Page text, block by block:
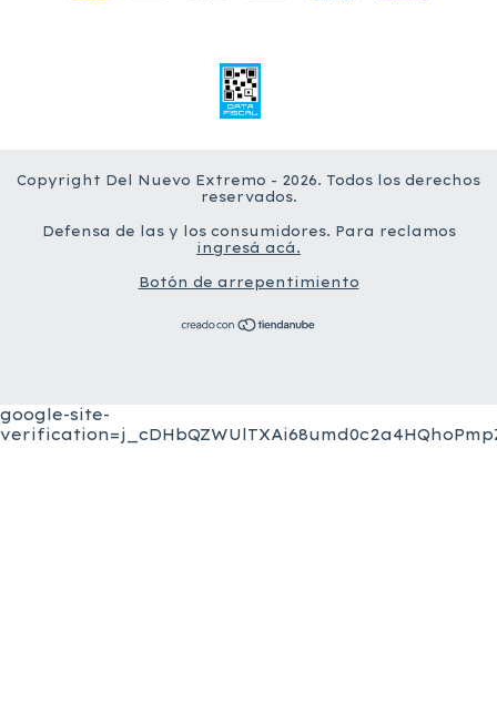
Copyright Del Nuevo Extremo - 2026. Todos los derechos
reservados.
Defensa de las y los consumidores. Para reclamos
ingresá acá.
Botón de arrepentimiento
google-site-